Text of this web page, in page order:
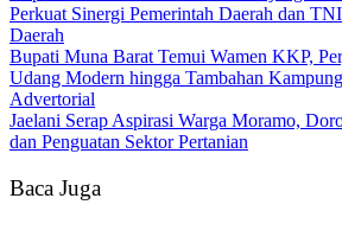
Perkuat Sinergi Pemerintah Daerah dan
Daerah
‎Bupati Muna Barat Temui Wamen KKP,
Udang Modern hingga Tambahan
Advertorial
Jaelani Serap Aspirasi Warga Moramo,
dan Penguatan Sektor Pertanian
Baca Juga